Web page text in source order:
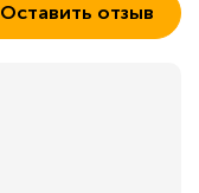
Оставить отзыв